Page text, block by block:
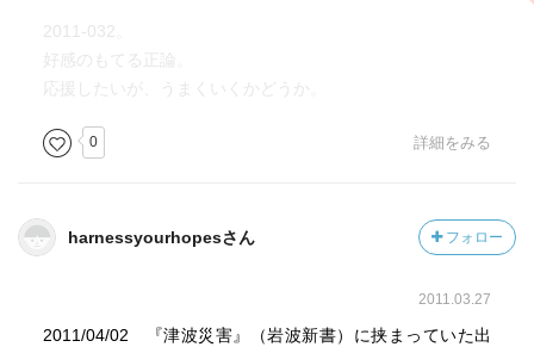
2011-032。
好感のもてる正論。
応援したいが、うまくいくかどうか。
0 詳細をみる
harnessyourhopesさん フォロー
2011.03.27
2011/04/02 『津波災害』（岩波新書）に挟まっていた出